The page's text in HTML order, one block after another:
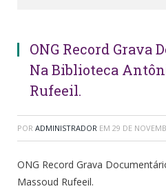
ONG Record Grava
Na Biblioteca
Rufeeil.
POR ADMINISTRADOR EM 29 DE
ONG Record Grava
Massoud Rufeeil.